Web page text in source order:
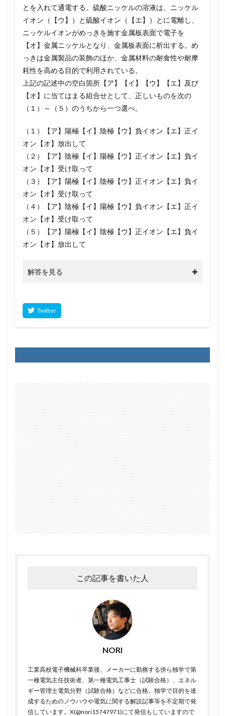
とを入れて通電する。硫酸ニッケルの溶液は、ニッケル
イオン（【ウ】）と硫酸イオン（【エ】）とに電離し、
ニッケルイオンがめっきを施す金属板表面で電子を
【オ】金属ニッケルとなり、金属板表面に析出する。め
っきは金属製品の装飾のほか、金属材料の耐食性や耐摩
耗性を高める目的で利用されている。
上記の記述中の空白箇所【ア】【イ】【ウ】【エ】及び
【オ】に当てはまる組合せとして、正しいものを次の
（１）～（５）のうちから一つ選べ。
（１）【ア】陽極【イ】陰極【ウ】負イオン【エ】正イ
オン【オ】放出して
（２）【ア】陰極【イ】陽極【ウ】正イオン【エ】負イ
オン【オ】受け取って
（３）【ア】陽極【イ】陰極【ウ】正イオン【エ】負イ
オン【オ】受け取って
（４）【ア】陰極【イ】陽極【ウ】負イオン【エ】正イ
オン【オ】受け取って
（５）【ア】陽極【イ】陰極【ウ】正イオン【エ】負イ
オン【オ】放出して
解答を見る
この記事を書いた人
NORI
工業高校電子機械科卒業後、メーカーに勤務する傍ら独学で第
一種電気主任技術者、第一種電気工事士（試験合格）、エネル
ギー管理士電気分野（試験合格）などに合格。独学で目的を達
成するためのノウハウや電気に関する解説記事等を不定期で発
信しています。X(@nori15747971)にて発信もしていますので